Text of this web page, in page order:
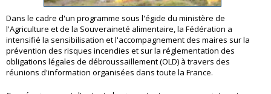
Dans le cadre d'un programme sous l'égide du ministère de
l'Agriculture et de la Souveraineté alimentaire, la Fédération a
intensifié la sensibilisation et l'accompagnement des maires sur la
prévention des risques incendies et sur la réglementation des
obligations légales de débroussaillement (OLD) à travers des
réunions d'information organisées dans toute la France.